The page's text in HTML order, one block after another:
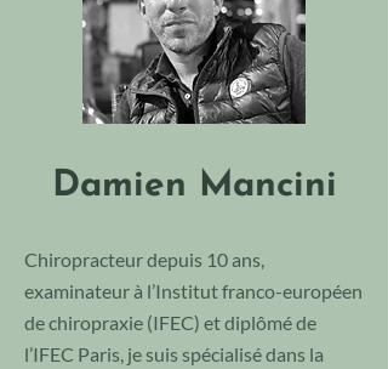
Damien Mancini
Chiropracteur depuis 10 ans,
examinateur à l’Institut franco-européen
de chiropraxie (IFEC) et diplômé de
l’IFEC Paris, je suis spécialisé dans la